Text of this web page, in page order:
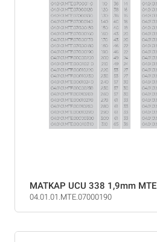
MATKAP UCU 338 1,9mm MTE
04.01.01.MTE.07000190